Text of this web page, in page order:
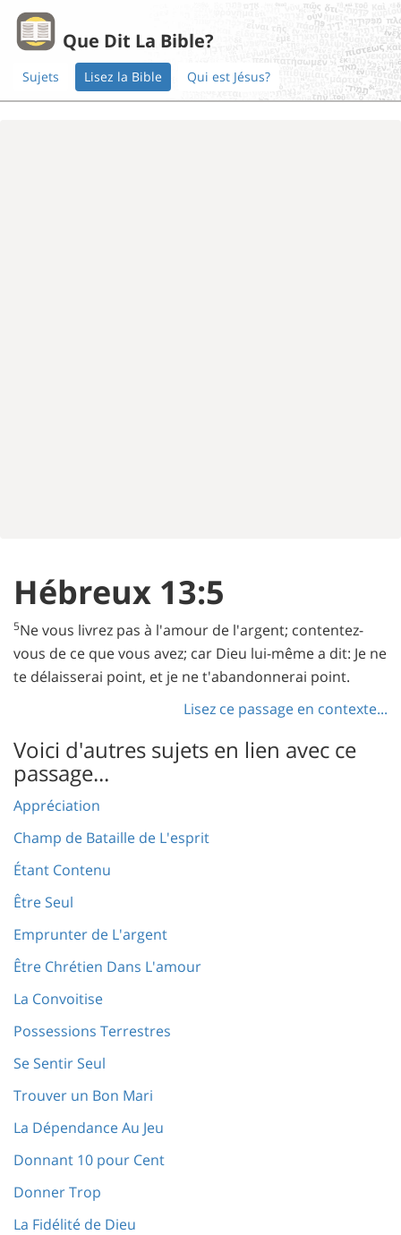
Que Dit La Bible?
Sujets Lisez la Bible Qui est Jésus?
Hébreux 13:5
5Ne vous livrez pas à l'amour de l'argent; contentez-
vous de ce que vous avez; car Dieu lui-même a dit: Je ne
te délaisserai point, et je ne t'abandonnerai point.
Lisez ce passage en contexte...
Voici d'autres sujets en lien avec ce
passage...
Appréciation
Champ de Bataille de L'esprit
Étant Contenu
Être Seul
Emprunter de L'argent
Être Chrétien Dans L'amour
La Convoitise
Possessions Terrestres
Se Sentir Seul
Trouver un Bon Mari
La Dépendance Au Jeu
Donnant 10 pour Cent
Donner Trop
La Fidélité de Dieu